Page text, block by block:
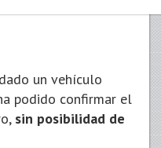
un vehículo
podido confirmar el
sin posibilidad de